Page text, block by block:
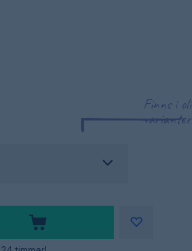
Finns i
varianter